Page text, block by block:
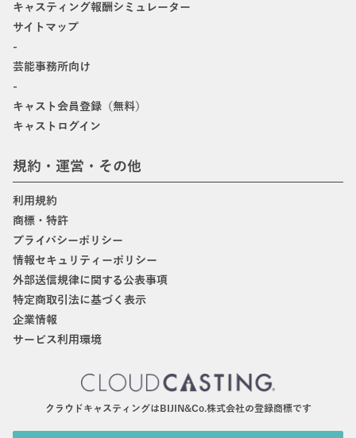
キャスティング報酬シミュレーター
サイトマップ
-
芸能事務所向け
-
キャスト会員登録（無料）
キャストログイン
規約・運営・その他
利用規約
商標・特許
プライバシーポリシー
情報セキュリティーポリシー
外部送信規律に関する公表事項
特定商取引法に基づく表示
企業情報
サービス利用環境
クラウドキャスティングはBIJIN&Co.株式会社の登録商標です